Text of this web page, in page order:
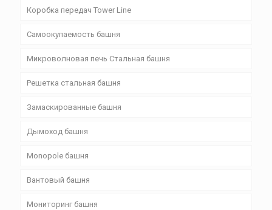
Коробка передач Tower Line
Самоокупаемость башня
Микроволновая печь Стальная башня
Решетка стальная башня
Замаскированные башня
Дымоход башня
Monopole башня
Вантовый башня
Мониторинг башня